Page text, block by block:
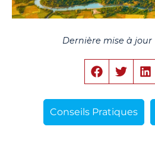
Dernière mise à jour
Conseils Pratiques